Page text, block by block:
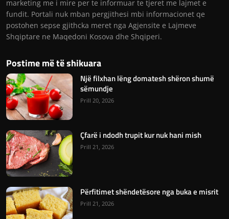
marketing me i mire per te informuar te tjeret me lajmet e
fundit. Portali nuk mban pergjithesi mbi informacionet qe
postohen sepse gjithcka meret nga Agjensite e Lajmeve
Shqiptare ne Maqedoni Kosova dhe Shqiperi.
Postime më të shikuara
Një filxhan lëng domatesh shëron shumë
sëmundje
Prill 20, 2026
Çfarë i ndodh trupit kur nuk hani mish
Prill 21, 2026
Përfitimet shëndetësore nga buka e misrit
Prill 21, 2026